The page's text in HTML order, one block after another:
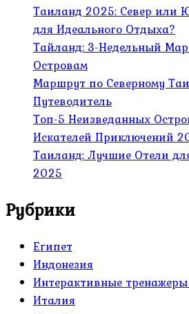
Таиланд 2025: Север или
для Идеального Отдыха?
Тайланд: 3-Недельный
Островам
Маршрут по Северному
Путеводитель
Топ-5 Неизведанных
Искателей Приключений
Таиланд: Лучшие Отели
2025
Рубрики
Египет
Индонезия
Интерактивные
Италия